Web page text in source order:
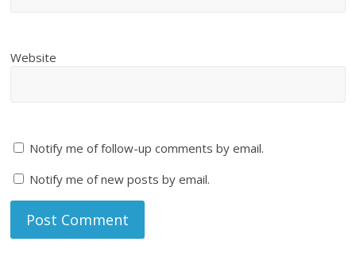
Website
Notify me of follow-up comments by email.
Notify me of new posts by email.